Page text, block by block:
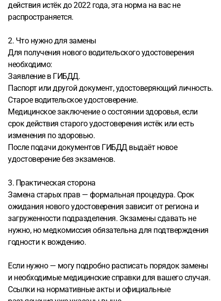
действия истёк до 2022 года, эта норма на вас не
распространяется.
2. Что нужно для замены
Для получения нового водительского удостоверения
необходимо:
Заявление в ГИБДД.
Паспорт или другой документ, удостоверяющий личность.
Старое водительское удостоверение.
Медицинское заключение о состоянии здоровья, если
срок действия старого удостоверения истёк или есть
изменения по здоровью.
После подачи документов ГИБДД выдаёт новое
удостоверение без экзаменов.
3. Практическая сторона
Замена старых прав — формальная процедура. Срок
ожидания нового удостоверения зависит от региона и
загруженности подразделения. Экзамены сдавать не
нужно, но медкомиссия обязательна для подтверждения
годности к вождению.
Если нужно — могу подробно расписать порядок замены
и необходимые медицинские справки для вашего случая.
Ссылки на нормативные акты и официальные